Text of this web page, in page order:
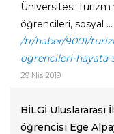
Üniversitesi
öğrencileri, sosyal ...
/tr/haber/9001/
ogrencileri-
29 Nis 2019
BİLGİ
öğrencisi Ege